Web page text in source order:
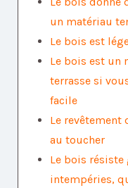
un matériau
Le bois est
Le bois est un
terrasse si
facile
Le revêtement
au toucher
Le bois résiste
intempéries,